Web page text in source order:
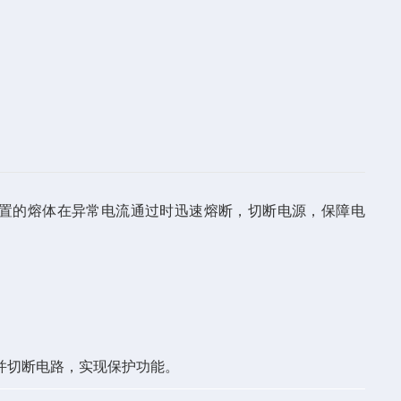
的熔体在异常电流通过时迅速熔断，切断电源，保障电
断电路，实现保护功能。